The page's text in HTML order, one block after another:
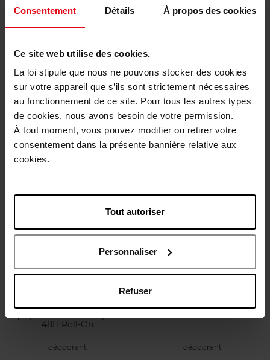
Consentement Détails À propos des cookies
Ce site web utilise des cookies.
La loi stipule que nous ne pouvons stocker des cookies
sur votre appareil que s’ils sont strictement nécessaires
au fonctionnement de ce site. Pour tous les autres types
de cookies, nous avons besoin de votre permission.
À tout moment, vous pouvez modifier ou retirer votre
consentement dans la présente bannière relative aux
cookies.
Tout autoriser
Personnaliser
Refuser
SOL DE JANEIRO
Rio Deo
déodorant
Doux Déodorant - Eau
Dynamisante
soin corps
48H Roll-On
déodorant déodorant